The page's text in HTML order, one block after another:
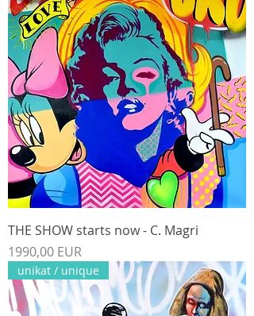
THE SHOW starts now - C. Magri
Ár
1990,00 EUR
unikat / unique